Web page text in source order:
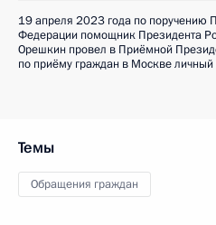
19 апреля 2023 года по поручению
Федерации помощник Президента
Орешкин провел в Приёмной
по приёму граждан в Москве
Темы
Обращения граждан